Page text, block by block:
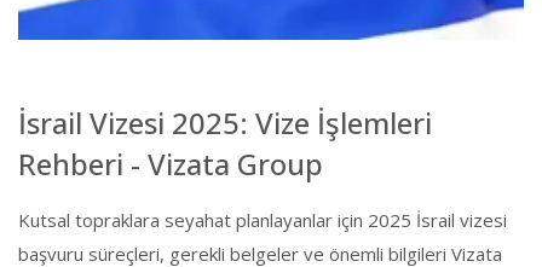
İsrail Vizesi 2025: Vize İşlemleri
Rehberi - Vizata Group
Kutsal topraklara seyahat planlayanlar için 2025 İsrail vizesi
başvuru süreçleri, gerekli belgeler ve önemli bilgileri Vizata